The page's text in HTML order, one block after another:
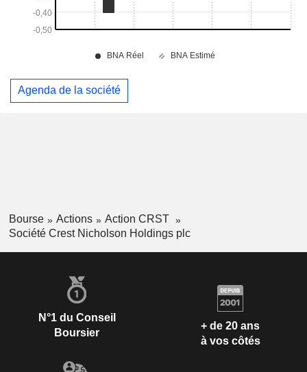
Agenda de la société
Bourse Actions
Action CRST
Société Crest Nicholson Holdings plc
N°1 du Conseil
Boursier
+ de 20 ans
à vos côtés